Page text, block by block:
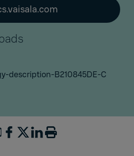
description-B210845DE-C